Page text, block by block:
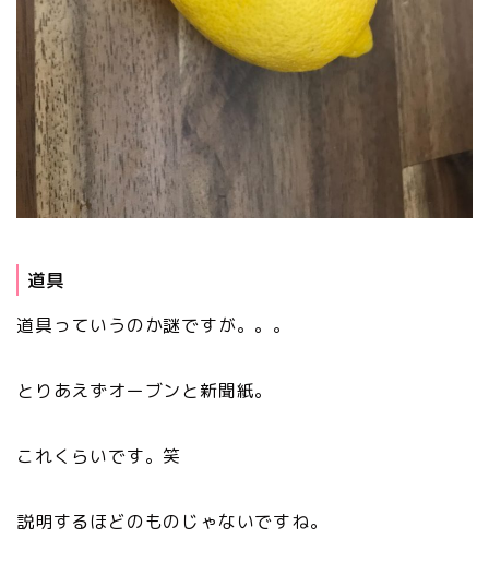
道具
道具っていうのか謎ですが。。。
とりあえずオーブンと新聞紙。
これくらいです。笑
説明するほどのものじゃないですね。